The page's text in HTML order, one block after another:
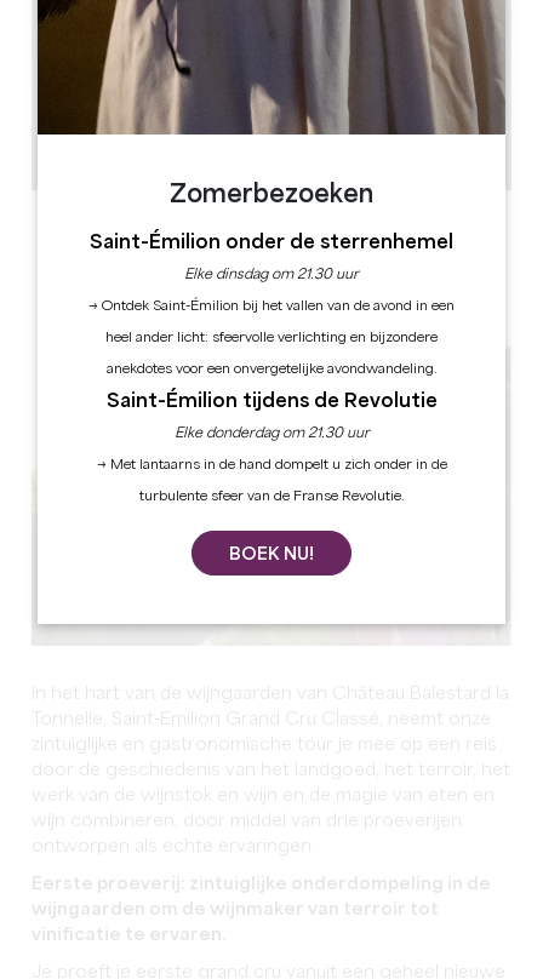
In het hart van de wijngaarden van Château Balestard la
Tonnelle, Saint-Emilion Grand Cru Classé, neemt onze
zintuiglijke en gastronomische tour je mee op een reis
door de geschiedenis van het landgoed, het terroir, het
werk van de wijnstok en wijn en de magie van eten en
wijn combineren, door middel van drie proeverijen
ontworpen als echte ervaringen.
Eerste proeverij: zintuiglijke onderdompeling in de
wijngaarden om de wijnmaker van terroir tot
vinificatie te ervaren.
Je proeft je eerste grand cru vanuit een geheel nieuwe
10.00 - 19.00 uur
11h45, 14h30, 16h45
0 uur(en) voor de voorstelling
Zomerbezoeken
Saint-Émilion onder de sterrenhemel
Elke dinsdag om 21.30 uur
→ Ontdek Saint-Émilion bij het vallen van de avond in een
heel ander licht: sfeervolle verlichting en bijzondere
anekdotes voor een onvergetelijke avondwandeling.
Saint-Émilion tijdens de Revolutie
Elke donderdag om 21.30 uur
→ Met lantaarns in de hand dompelt u zich onder in de
turbulente sfeer van de Franse Revolutie.
BOEK NU!